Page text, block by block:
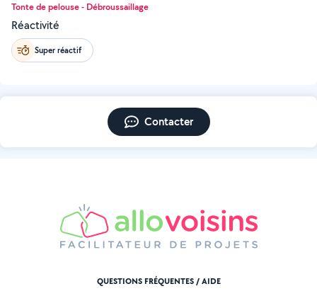
Tonte de pelouse - Débroussaillage
Réactivité
Super réactif
Contacter
QUESTIONS FRÉQUENTES / AIDE